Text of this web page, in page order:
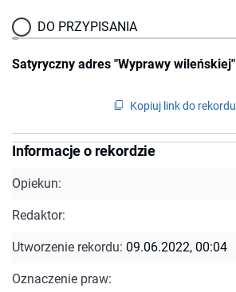
DO PRZYPISANIA
Satyryczny adres "Wyprawy wileńskiej"
Kopiuj link do rekordu
Informacje o rekordzie
Opiekun:
Redaktor:
Utworzenie rekordu: 09.06.2022, 00:04
Oznaczenie praw: